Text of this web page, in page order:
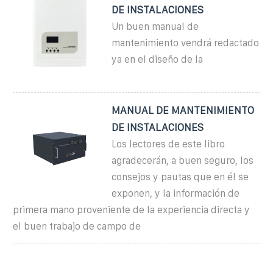
DE INSTALACIONES
Un buen manual de
mantenimiento vendrá redactado
ya en el diseño de la
MANUAL DE MANTENIMIENTO
DE INSTALACIONES
Los lectores de este libro
agradecerán, a buen seguro, los
consejos y pautas que en él se
exponen, y la información de
primera mano proveniente de la experiencia directa y
el buen trabajo de campo de